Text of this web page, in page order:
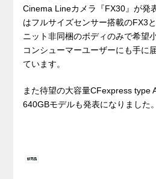
Cinema Lineカメラ『FX30』が発
はフルサイズセンサー搭載のFX3
ニット非同梱のボディのみで希望
コンシューマーユーザーにも手に
ています。
また待望の大容量CFexpress type
640GBモデルも発表になりました。